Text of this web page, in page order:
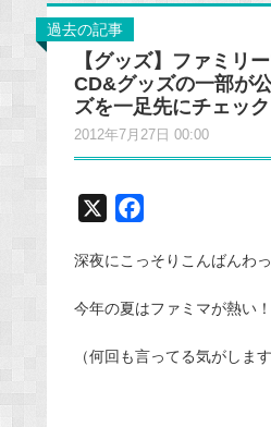
過去の記事
【グッズ】ファミリ
CD&グッズの一部が
ズを一足先にチェック
2012年7月27日 00:00
c
b
o
深夜にこっそりこんばんわっ
今年の夏はファミマが熱い
（何回も言ってる気がします